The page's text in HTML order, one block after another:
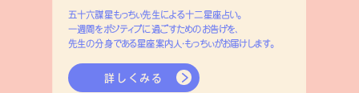
五十六謀星もっちぃ先生による十二星座占い。
一週間をポジティブに過ごすためのお告げを、
先生の分身である星座案内人・もっちぃがお届けします。
詳しくみる